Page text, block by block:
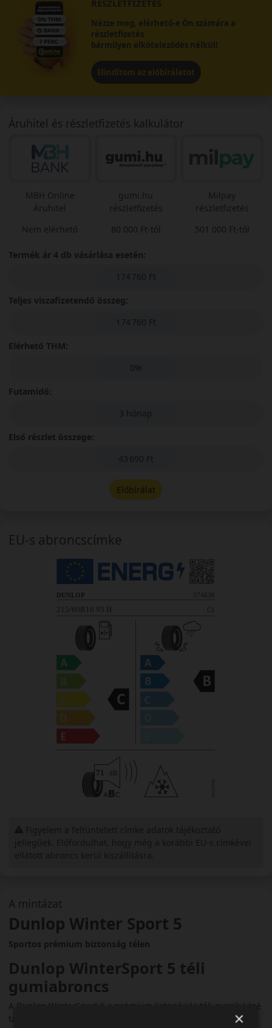
RÉSZLETFIZETÉS
Nézze meg, elérhető-e Ön számára a
részletfizetés
bármilyen elköteleződés nélkül!
Elindítom az előbírálatot
A mintázat
Dunlop Winter Sport 5
Sportos prémium biztonság télen
Dunlop WinterSport 5 téli
gumiabroncs
A Dunlop WinterSport 5 a prémium kategóriás téli gumik közé
tartozik, amelyet kifejezetten a sportos vezetési élmény és a
Áruhitel és részletfizetés kalkulátor
MBH Online
Áruhitel
Nem elérhető
gumi.hu
részletfizetés
80 000 Ft-tól
Milpay
részletfizetés
501 000 Ft-tól
Termék ár 4 db vásárlása esetén:
174 760 Ft
Teljes viszafizetendő összeg:
174 760 Ft
Elérhető THM:
0%
Futamidő:
3 hónap
Első részlet összege:
43 690 Ft
Előbírálat
EU-s abroncscímke
×